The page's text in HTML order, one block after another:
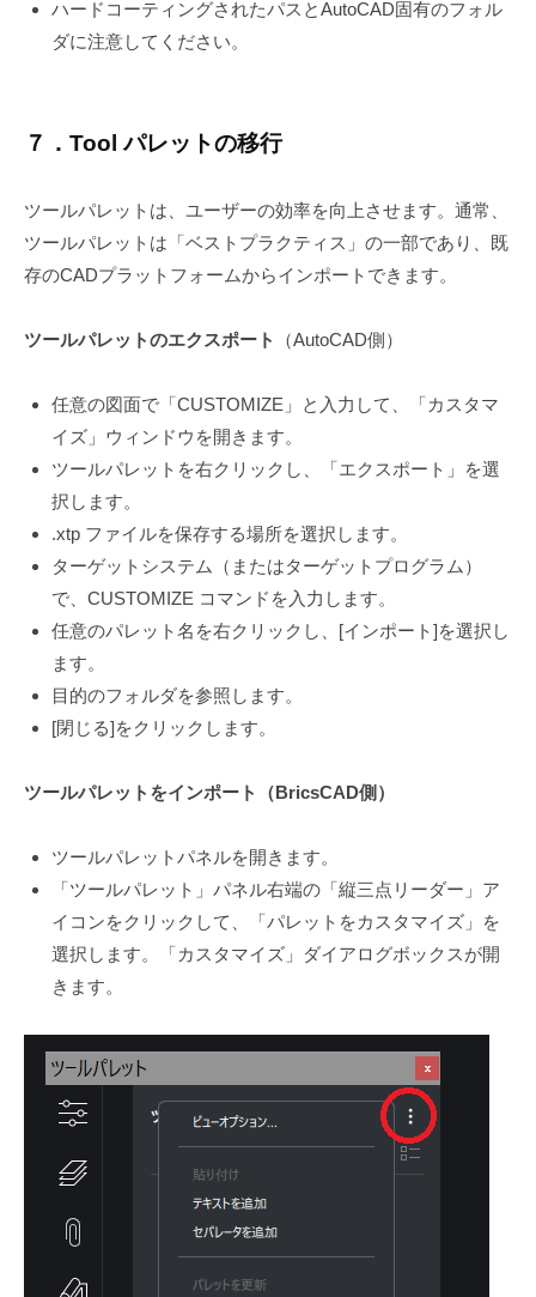
ハードコーティングされたパスとAutoCAD固有のフォル
ダに注意してください。
７．Tool パレットの移行
ツールパレットは、ユーザーの効率を向上させます。通常、
ツールパレットは「ベストプラクティス」の一部であり、既
存のCADプラットフォームからインポートできます。
ツールパレットのエクスポート （AutoCAD側）
任意の図面で「CUSTOMIZE」と入力して、「カスタマ
イズ」ウィンドウを開きます。
ツールパレットを右クリックし、「エクスポート」を選
択します。
.xtp ファイルを保存する場所を選択します。
ターゲットシステム（またはターゲットプログラム）
で、CUSTOMIZE コマンドを入力します。
任意のパレット名を右クリックし、[インポート]を選択し
ます。
目的のフォルダを参照します。
[閉じる]をクリックします。
ツールパレットをインポート（BricsCAD側）
ツールパレットパネルを開きます。
「ツールパレット」パネル右端の「縦三点リーダー」ア
イコンをクリックして、「パレットをカスタマイズ」を
選択します。「カスタマイズ」ダイアログボックスが開
きます。